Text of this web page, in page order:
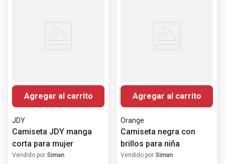
Agregar al carrito
JDY
Camiseta JDY manga
corta para mujer
Vendido por Siman
Agregar al carrito
Orange
Camiseta negra con
brillos para niña
Vendido por Siman